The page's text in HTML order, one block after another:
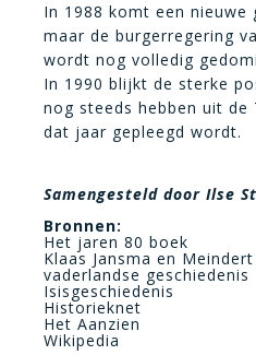
In 1988 komt een
maar de burgerregering
wordt nog volledig
In 1990 blijkt de sterke
nog steeds hebben uit de
dat jaar gepleegd wordt.
Samengesteld door Ilse
Bronnen:
Het jaren 80 boek
Klaas Jansma en
vaderlandse geschiedenis
Isisgeschiedenis
Historieknet
Het Aanzien
Wikipedia